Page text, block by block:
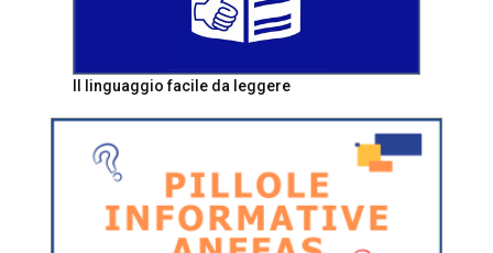
Il linguaggio facile da leggere